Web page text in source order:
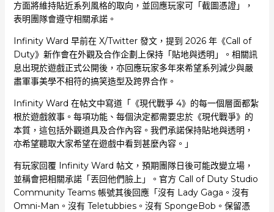
方面將維持貼近系列風格的取向，並回應玩家可「截圖憑證」，
表明團隊會遵守相關承諾。
Infinity Ward 早前在 X/Twitter 發文，提到 2026 年《Call of
Duty》新作會在外觀及合作企劃上保持「貼地與透明」。相關訊
息出現於遊戲正式公開後，亦回應玩家多年來希望系列減少與嚴
肅軍事美學不相符的搞笑造型及跨界合作。
Infinity Ward 在帖文中寫道「《現代戰爭 4》的每一個層面都紮
根於遊戲敘事。每項功能、每個決定都需要忠於《現代戰爭》的
本質，這包括外觀道具及合作內容。我們承諾保持貼地與透明，
亦希望聽取大家希望在遊戲中看到甚麼內容。」
有玩家回覆 Infinity Ward 帖文，預期團隊日後可能改變立場，
並稱會把相關承諾「丟回他們臉上」。官方 Call of Duty Studio
Community Teams 帳號其後回應「沒有 Lady Gaga。沒有
Omni-Man。沒有 Teletubbies。沒有 SpongeBob。保留憑